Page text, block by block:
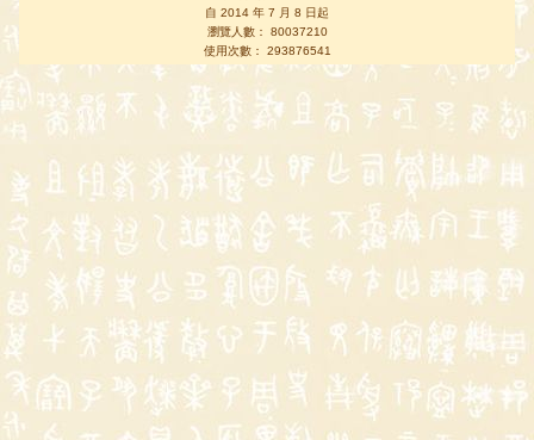
自 2014 年 7 月 8 日起
瀏覽人數： 80037210
使用次數： 293876541